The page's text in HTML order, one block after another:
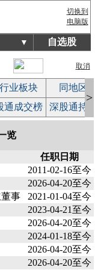
切换到
电脑版
▼ 自选股
取消
业板块
同地区
通成交榜 深股通持
>
览
任职日期
2011-02-16至今
2026-04-20至今
事
2021-01-04至今
2023-04-21至今
2026-04-20至今
2024-01-18至今
2026-04-20至今
2026-04-20至今